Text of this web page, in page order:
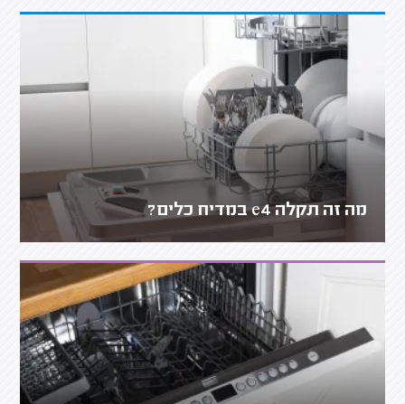
מה זה תקלה e4 במדיח כלים?